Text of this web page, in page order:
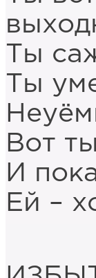
Ты
Ты
Вот
И
Ей –